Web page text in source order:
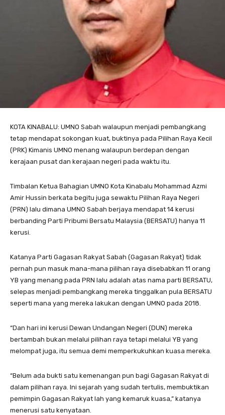
KOTA KINABALU: UMNO Sabah walaupun menjadi pembangkang
tetap mendapat sokongan kuat, buktinya pada Pilihan Raya Kecil
(PRK) Kimanis UMNO menang walaupun berdepan dengan
kerajaan pusat dan kerajaan negeri pada waktu itu.
Timbalan Ketua Bahagian UMNO Kota Kinabalu Mohammad Azmi
Amir Hussin berkata begitu juga sewaktu Pilihan Raya Negeri
(PRN) lalu dimana UMNO Sabah berjaya mendapat 14 kerusi
berbanding Parti Pribumi Bersatu Malaysia (BERSATU) hanya 11
kerusi.
Katanya Parti Gagasan Rakyat Sabah (Gagasan Rakyat) tidak
pernah pun masuk mana-mana pilihan raya disebabkan 11 orang
YB yang menang pada PRN lalu adalah atas nama parti BERSATU,
selepas menjadi pembangkang mereka tinggalkan pula BERSATU
seperti mana yang mereka lakukan dengan UMNO pada 2018.
“Dan hari ini kerusi Dewan Undangan Negeri (DUN) mereka
bertambah bukan melalui pilihan raya tetapi melalui YB yang
melompat juga, itu semua demi memperkukuhkan kuasa mereka.
“Belum ada bukti satu kemenangan pun bagi Gagasan Rakyat di
dalam pilihan raya. Ini sejarah yang sudah tertulis, membuktikan
pemimpin Gagasan Rakyat lah yang kemaruk kuasa,” katanya
menerusi satu kenyataan.